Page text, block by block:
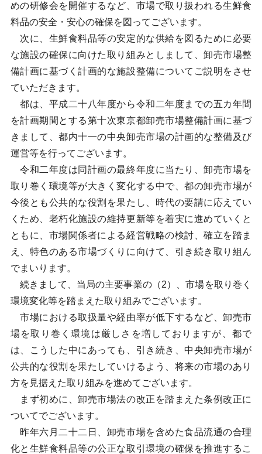
めの研修会を開催するなど、市場で取り扱われる生鮮食
料品の安全・安心の確保を図ってございます。
次に、生鮮食料品等の安定的な供給を図るために必要
な施設の確保に向けた取り組みとしまして、卸売市場整
備計画に基づく計画的な施設整備についてご説明をさせ
ていただきます。
都は、平成二十八年度から令和二年度までの五カ年間
を計画期間とする第十次東京都卸売市場整備計画に基づ
きまして、都内十一の中央卸売市場の計画的な整備及び
運営等を行ってございます。
令和二年度は同計画の最終年度に当たり、卸売市場を
取り巻く環境等が大きく変化する中で、都の卸売市場が
今後とも公共的な役割を果たし、時代の要請に応えてい
くため、老朽化施設の維持更新等を着実に進めていくと
ともに、市場関係者による経営戦略の検討、確立を踏ま
え、特色のある市場づくりに向けて、引き続き取り組ん
でまいります。
続きまして、当局の主要事業の（2）、市場を取り巻く
環境変化等を踏まえた取り組みでございます。
市場における取扱量や経由率が低下するなど、卸売市
場を取り巻く環境は厳しさを増しておりますが、都で
は、こうした中にあっても、引き続き、中央卸売市場が
公共的な役割を果たしていけるよう、将来の市場のあり
方を見据えた取り組みを進めてございます。
まず初めに、卸売市場法の改正を踏まえた条例改正に
ついてでございます。
昨年六月二十二日、卸売市場を含めた食品流通の合理
化と生鮮食料品等の公正な取引環境の確保を推進するこ